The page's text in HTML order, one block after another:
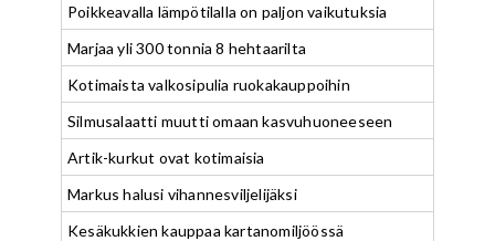
Poikkeavalla lämpötilalla on paljon vaikutuksia
Marjaa yli 300 tonnia 8 hehtaarilta
Kotimaista valkosipulia ruokakauppoihin
Silmusalaatti muutti omaan kasvuhuoneeseen
Artik-kurkut ovat kotimaisia
Markus halusi vihannesviljelijäksi
Kesäkukkien kauppaa kartanomiljöössä